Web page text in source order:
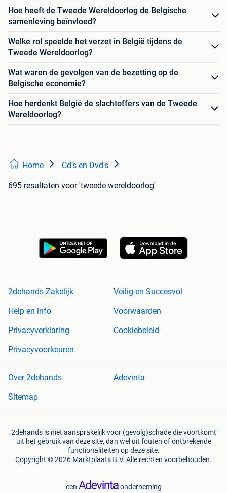
Hoe heeft de Tweede Wereldoorlog de Belgische
samenleving beïnvloed?
Welke rol speelde het verzet in België tijdens de
Tweede Wereldoorlog?
Wat waren de gevolgen van de bezetting op de
Belgische economie?
Hoe herdenkt België de slachtoffers van de Tweede
Wereldoorlog?
Home Cd's en Dvd's
695 resultaten voor 'tweede wereldoorlog'
2dehands Zakelijk
Veilig en Succesvol
Help en info
Voorwaarden
Privacyverklaring
Cookiebeleid
Privacyvoorkeuren
Over 2dehands
Adevinta
Sitemap
2dehands is niet aansprakelijk voor (gevolg)schade die voortkomt
uit het gebruik van deze site, dan wel uit fouten of ontbrekende
functionaliteiten op deze site.
Copyright © 2026 Marktplaats B.V. Alle rechten voorbehouden.
een onderneming